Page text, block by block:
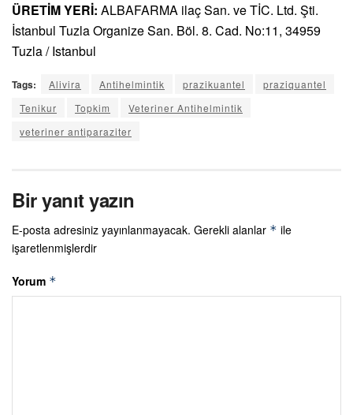
ÜRETİM YERİ: ALBAFARMA ilaç San. ve TİC. Ltd. Şti.
İstanbul Tuzla Organize San. Böl. 8. Cad. No:11, 34959
Tuzla / Istanbul
Tags: Alivira Antihelmintik prazikuantel
praziquantel
Tenikur
Topkim
Veteriner Antihelmintik
veteriner antiparaziter
Bir yanıt yazın
E-posta adresiniz yayınlanmayacak. Gerekli alanlar * ile
işaretlenmişlerdir
Yorum *